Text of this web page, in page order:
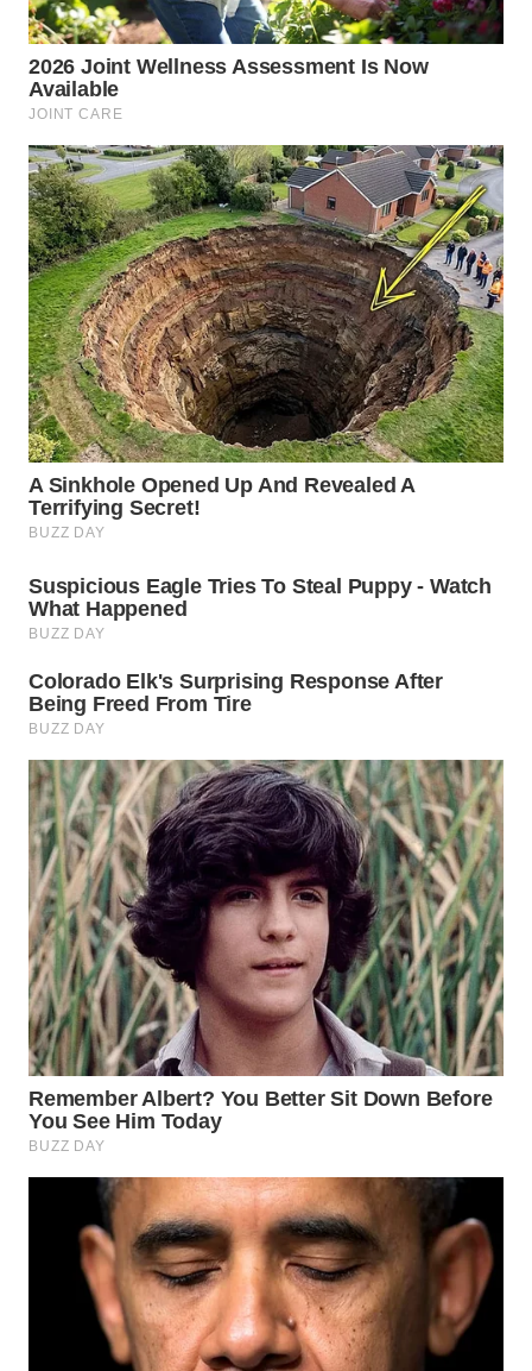
WN
TAPANULI
UTARA
WN
SAMOSIR
WN
PADANG
LAWAS
WN
SUMEDANG
WN
CIANJUR
WN
KEPULAUAN
WN
WN
WN
CIREBON
WN
INDRAMAYU
WN
KUNINGAN
WN
MAJALENGKA
SUBANG
WN
SUKABUMI
WN
PURWAKARTA